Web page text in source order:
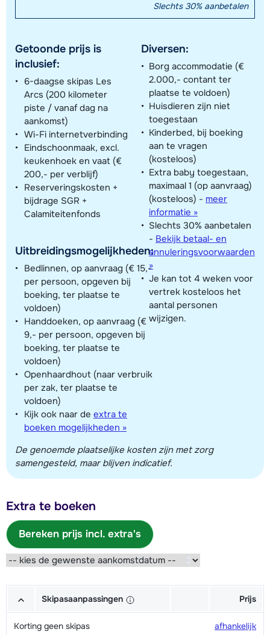
Slechts 30% aanbetalen
Getoonde prijs is
inclusief:
6-daagse skipas Les
Arcs (200 kilometer
piste / vanaf dag na
aankomst)
Wi-Fi internetverbinding
Eindschoonmaak, excl.
keukenhoek en vaat (€
200,- per verblijf)
Reserveringskosten +
bijdrage SGR +
Calamiteitenfonds
Uitbreidingsmogelijkheden:
Bedlinnen, op aanvraag (€ 15,-
per persoon, opgeven bij
boeking, ter plaatse te
voldoen)
Handdoeken, op aanvraag (€
9,- per persoon, opgeven bij
boeking, ter plaatse te
voldoen)
Openhaardhout (naar verbruik
per zak, ter plaatse te
voldoen)
Kijk ook naar de extra te
boeken mogelijkheden »
Diversen:
Borg accommodatie (€
2.000,- contant ter
plaatse te voldoen)
Huisdieren zijn niet
toegestaan
Kinderbed, bij boeking
aan te vragen
(kosteloos)
Extra baby toegestaan,
maximaal 1 (op aanvraag)
(kosteloos) - meer
informatie »
Slechts 30% aanbetalen
- Bekijk betaal- en
annuleringsvoorwaarden
»
Je kan tot 4 weken voor
vertrek kosteloos het
aantal personen
wijzigen.
De genoemde plaatselijke kosten zijn met zorg
samengesteld, maar blijven indicatief.
Extra te boeken
Bereken prijs incl. extra's
Skipasaanpassingen Prijs
Korting geen skipas
afhankelijk